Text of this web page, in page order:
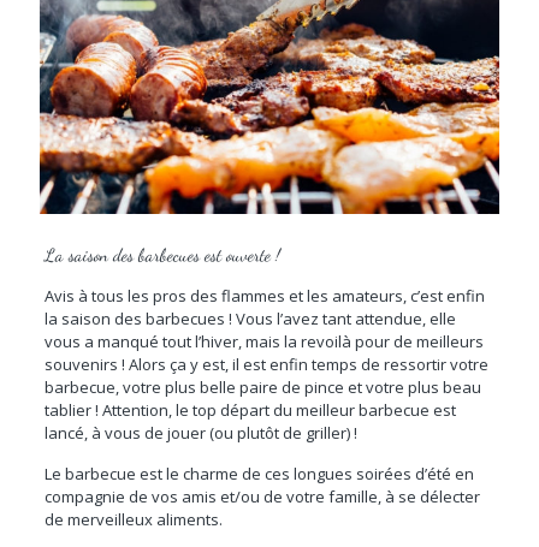
La saison des barbecues est ouverte !
Avis à tous les pros des flammes et les amateurs, c’est enfin
la saison des barbecues ! Vous l’avez tant attendue, elle
vous a manqué tout l’hiver, mais la revoilà pour de meilleurs
souvenirs ! Alors ça y est, il est enfin temps de ressortir votre
barbecue, votre plus belle paire de pince et votre plus beau
tablier ! Attention, le top départ du meilleur barbecue est
lancé, à vous de jouer (ou plutôt de griller) !
Le barbecue est le charme de ces longues soirées d’été en
compagnie de vos amis et/ou de votre famille, à se délecter
de merveilleux aliments.